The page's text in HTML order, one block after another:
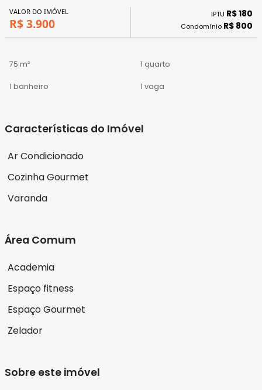
VALOR DO IMÓVEL
R$ 3.900
IPTU R$ 180
Condomínio R$ 800
75 m² 1 quarto
1 banheiro 1 vaga
Características do Imóvel
Ar Condicionado
Cozinha Gourmet
Varanda
Área Comum
Academia
Espaço fitness
Espaço Gourmet
Zelador
Sobre este imóvel